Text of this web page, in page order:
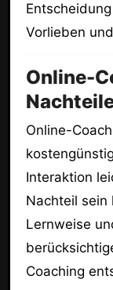
Vorlieben
Online-
Online-
Interaktion
Nachteil sein
Lernweise
Coaching